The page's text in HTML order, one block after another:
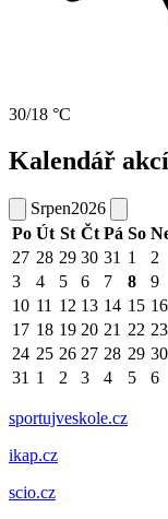
30/18 °C
Kalendář akcí
Srpen2026
Po Út St Čt Pá So
27 28 29 30 31 1
2
3
4 5 6 7 8
9
10 11 12 13 14 15 16
17 18 19 20 21 22 23
24 25 26 27 28 29 30
31 1 2 3 4 5 6
sportujveskole.cz
ikap.cz
scio.cz